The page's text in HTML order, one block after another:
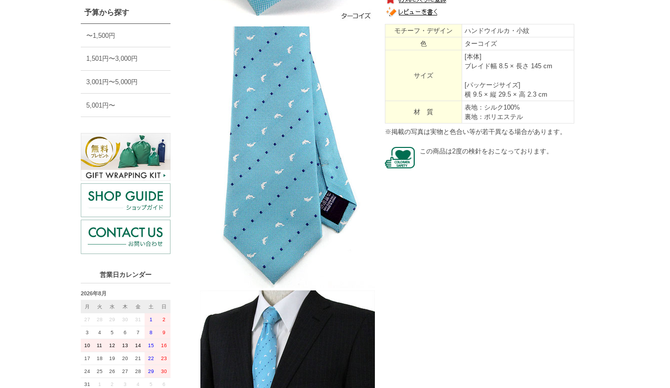
予算から探す
〜1,500円
1,501円〜3,000円
3,001円〜5,000円
5,001円〜
営業日カレンダー
2026年8月
月 火 水 木 金 土 日
27 28 29 30 31 1 2
3 4 5 6 7 8 9
10 11 12 13 14 15 16
17 18 19 20 21 22 23
24 25 26 27 28 29 30
31 1 2 3 4 5 6
モチーフ・デザイン
ハンドウイルカ・小紋
色
ターコイズ
サイズ
[本体]
ブレイド幅 8.5 × 長さ 145 cm
[パッケージサイズ]
横 9.5 × 縦 29.5 × 高 2.3 cm
材 質
表地：シルク100%
裏地：ポリエステル
※掲載の写真は実物と色合い等が若干異なる場合があります。
この商品は2度の検針をおこなっております。